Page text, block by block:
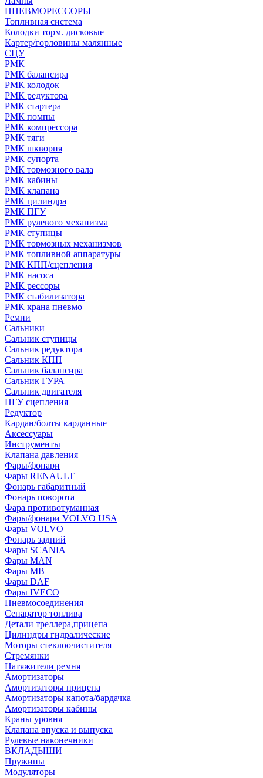
ПНЕВМОРЕССОРЫ
Топливная система
Колодки торм. дисковые
Картер/горловины малянные
СЦУ
РМК
РМК балансира
РМК колодок
РМК редуктора
РМК стартера
РМК помпы
РМК компрессора
РМК тяги
РМК шкворня
РМК супорта
РМК тормозного вала
РМК кабины
РМК клапана
РМК цилиндра
РМК ПГУ
РМК рулевого механизма
РМК ступицы
РМК тормозных механизмов
РМК топливной аппаратуры
РМК КПП/сцепления
РМК насоса
РМК рессоры
РМК стабилизатора
РМК крана пневмо
Ремни
Сальники
Сальник ступицы
Сальник редуктора
Сальник КПП
Сальник балансира
Сальник ГУРА
Сальник двигателя
ПГУ сцепления
Редуктор
Кардан/болты карданные
Аксессуары
Инструменты
Клапана давления
Фары/фонари
Фары RENAULT
Фонарь габаритный
Фонарь поворота
Фара противотуманная
Фары/фонари VOLVO USA
Фары VOLVO
Фонарь задний
Фары SCANIA
Фары MAN
Фары MB
Фары DAF
Фары IVECO
Пневмосоединения
Сепаратор топлива
Детали треллера,прицепа
Цилиндры гидралические
Моторы стеклоочистителя
Стремянки
Натяжители ремня
Амортизаторы
Амортизаторы прицепа
Амортизаторы капота/бардачка
Амортизаторы кабины
Краны уровня
Клапана впуска и выпуска
Рулевые наконечники
ВКЛАДЫШИ
Пружины
Модуляторы